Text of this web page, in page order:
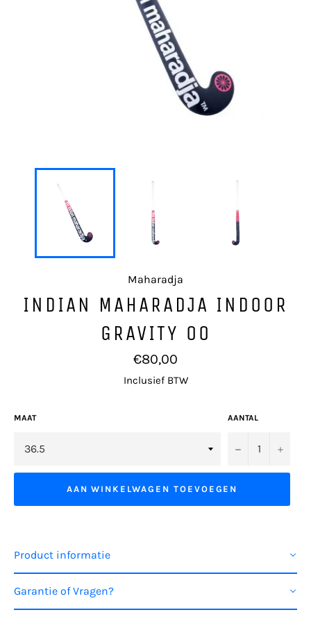
Maharadja
INDIAN MAHARADJA INDOOR
GRAVITY 00
Normale
prijs
€80,00
Inclusief BTW
MAAT AANTAL
− +
AAN WINKELWAGEN TOEVOEGEN
Product informatie
Garantie of Vragen?